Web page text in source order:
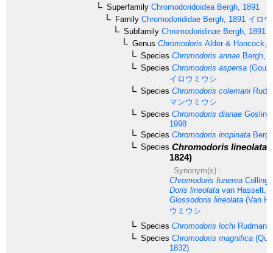
Superfamily Chromodoridoidea Bergh, 1891
Family Chromodorididae Bergh, 1891 イロ
Subfamily Chromodoridinae Bergh, 1891
Genus Chromodoris Alder & Hancock,
Species Chromodoris annae Bergh,
Species Chromodoris aspersa
イロウミウシ
Species Chromodoris colemani
マンウミウシ
Species Chromodoris dianae
1998
Species Chromodoris inopinata
Species Chromodoris lineolata
1824)
Synonym(s) :
Chromodoris funerea
Doris lineolata van Hasselt,
Glossodoris lineolata (Van
ウミウシ
Species Chromodoris lochi Rudman,
Species Chromodoris magnifica
1832)